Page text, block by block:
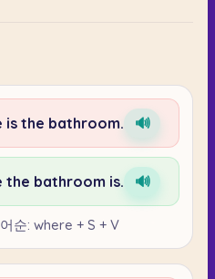
is the bathroom. 🔊
the bathroom is. 🔊
순: where + S + V